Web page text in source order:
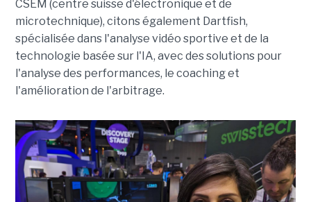
CSEM (centre suisse d'électronique et de
microtechnique), citons également Dartfish,
spécialisée dans l'analyse vidéo sportive et de la
technologie basée sur l'IA, avec des solutions pour
l'analyse des performances, le coaching et
l'amélioration de l'arbitrage.